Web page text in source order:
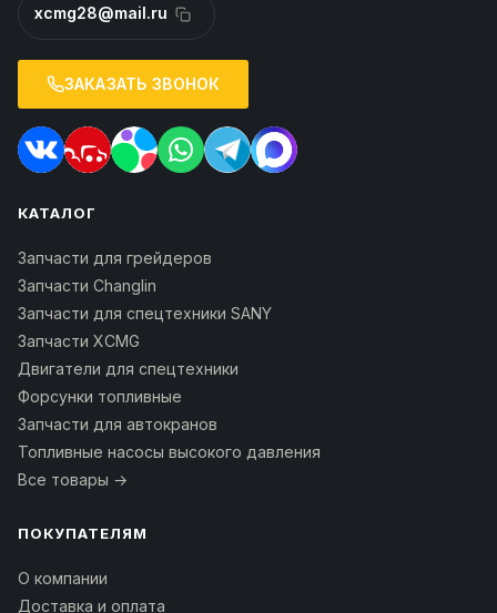
xcmg28@mail.ru
ЗАКАЗАТЬ ЗВОНОК
КАТАЛОГ
Запчасти для грейдеров
Запчасти Changlin
Запчасти для спецтехники SANY
Запчасти XCMG
Двигатели для спецтехники
Форсунки топливные
Запчасти для автокранов
Топливные насосы высокого давления
Все товары →
ПОКУПАТЕЛЯМ
О компании
Доставка и оплата